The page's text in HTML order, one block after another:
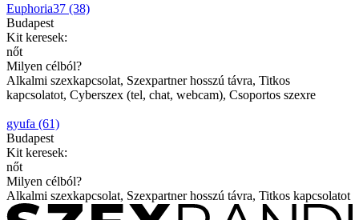
Euphoria37 (38)
Budapest
Kit keresek:
nőt
Milyen célból?
Alkalmi szexkapcsolat, Szexpartner hosszú távra, Titkos
kapcsolatot, Cyberszex (tel, chat, webcam), Csoportos szexre
gyufa (61)
Budapest
Kit keresek:
nőt
Milyen célból?
Alkalmi szexkapcsolat, Szexpartner hosszú távra, Titkos kapcsolatot